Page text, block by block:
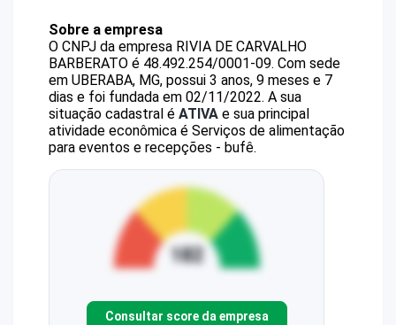
Sobre a empresa
O CNPJ da empresa RIVIA DE CARVALHO
BARBERATO é 48.492.254/0001-09. Com sede
em UBERABA, MG, possui 3 anos, 9 meses e 7
dias e foi fundada em 02/11/2022. A sua
situação cadastral é ATIVA e sua principal
atividade econômica é Serviços de alimentação
para eventos e recepções - bufê.
Consultar score da empresa